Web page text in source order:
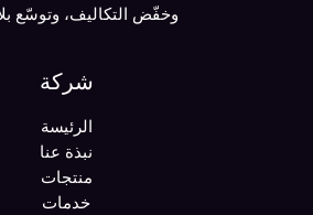
وخفّض التكاليف، وتوسّع
شركة
الرئيسة
نبذة عنا
منتجات
خدمات